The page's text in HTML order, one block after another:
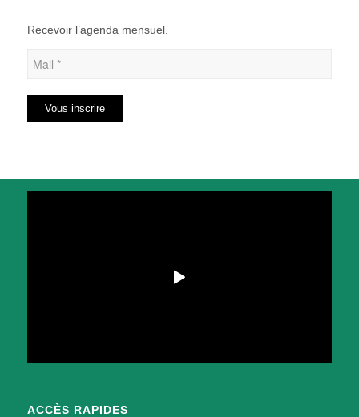
Recevoir l’agenda mensuel.
ACCÈS RAPIDES